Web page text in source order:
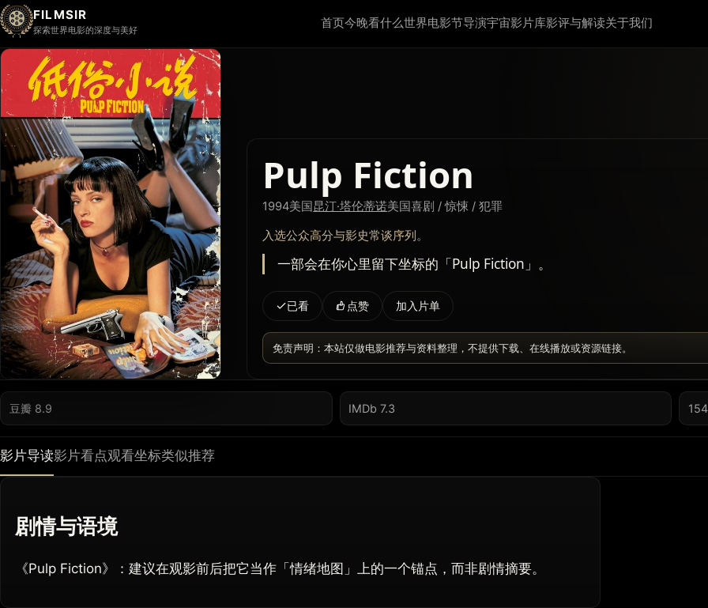
FILMSIR
探索世界电影的深度与美好 首页今晚看什么世界电影节导演宇宙影片库影评与解读关于我们
Pulp Fiction
1994美国昆汀·塔伦蒂诺美国喜剧 / 惊悚 / 犯罪
入选公众高分与影史常谈序列。
一部会在你心里留下坐标的「Pulp Fiction」。
已看 点赞 加入片单
免责声明：本站仅做电影推荐与资料整理，不提供下载、在线播放或资源链接。
豆瓣 8.9 IMDb 7.3
影片导读影片看点观看坐标类似推荐
剧情与语境
《Pulp Fiction》：建议在观影前后把它当作「情绪地图」上的一个锚点，而非剧情摘要。